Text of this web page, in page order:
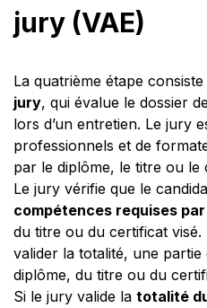
jury (VAE)
La quatrième étape
jury, qui évalue le dossier
lors d’un entretien. Le jury
professionnels et de
par le diplôme, le titre ou le
Le jury vérifie que le
compétences requises
du titre ou du certificat
valider la totalité, une
diplôme, du titre ou du
Si le jury valide la totalité